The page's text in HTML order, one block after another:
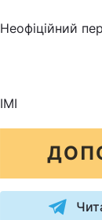
Неофіційний
ІМІ